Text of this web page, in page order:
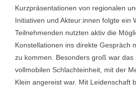
Kurzpräsentationen von regionalen
Initiativen und Akteur:innen folgte ein
Teilnehmenden nutzten aktiv die
Konstellationen ins direkte Gespräch
zu kommen. Besonders groß war
vollmobilen Schlachteinheit, mit der
Klein angereist war. Mit Leidenschaft